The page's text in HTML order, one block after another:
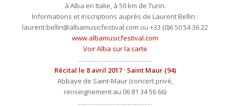
à Alba en Italie, à 50 km de Turin.
Informations et inscriptions auprès de Laurent Bellin :
laurent.bellin@albamusicfestival.com ou +33 (0)6 50 54 36 22
www.albamusicfestival.com
Voir Alba sur la carte
…………………………………
Récital le 8 avril 2017 · Saint Maur (94)
Abbaye de Saint-Maur (concert privé,
renseignement au 06 81 34 56 66)
…………………………………